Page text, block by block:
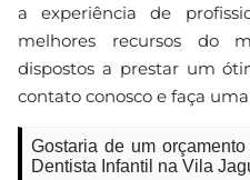
a experiência de
melhores recursos do
dispostos a prestar um
contato conosco e faça
Gostaria de um
Dentista Infantil na Vila